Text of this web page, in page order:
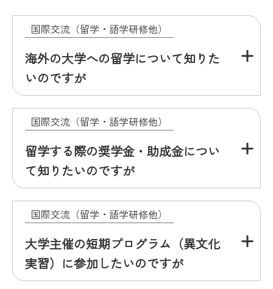
国際交流（留学・語学研修他）
海外の大学への留学について知りた
いのですが
国際交流（留学・語学研修他）
留学する際の奨学金・助成金につい
て知りたいのですが
国際交流（留学・語学研修他）
大学主催の短期プログラム（異文化
実習）に参加したいのですが